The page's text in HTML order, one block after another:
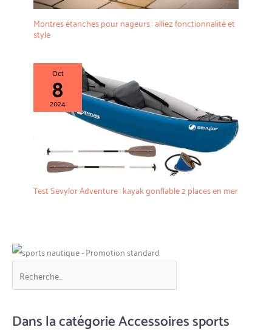
Montres étanches pour nageurs : alliez fonctionnalité et
style
Oct
8
2024
Test Sevylor Adventure : kayak gonflable 2 places en mer
Dans la catégorie Accessoires sports